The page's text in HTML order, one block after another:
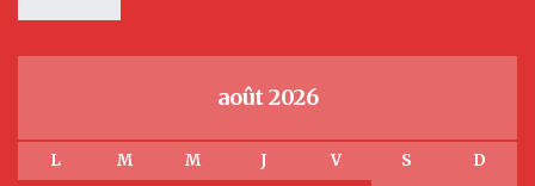
août 2026
L M M J V S
D